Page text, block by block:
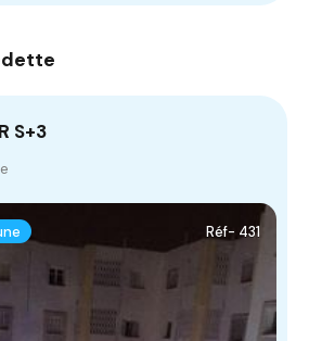
S+3
Réf- 431